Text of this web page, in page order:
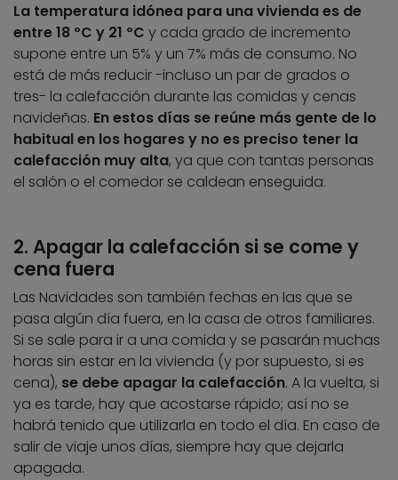
La temperatura idónea para una vivienda es de
entre 18 ºC y 21 ºC y cada grado de incremento
supone entre un 5% y un 7% más de consumo. No
está de más reducir -incluso un par de grados o
tres- la calefacción durante las comidas y cenas
navideñas. En estos días se reúne más gente de lo
habitual en los hogares y no es preciso tener la
calefacción muy alta, ya que con tantas personas
el salón o el comedor se caldean enseguida.
2. Apagar la calefacción si se come y
cena fuera
Las Navidades son también fechas en las que se
pasa algún día fuera, en la casa de otros familiares.
Si se sale para ir a una comida y se pasarán muchas
horas sin estar en la vivienda (y por supuesto, si es
cena), se debe apagar la calefacción. A la vuelta, si
ya es tarde, hay que acostarse rápido; así no se
habrá tenido que utilizarla en todo el día. En caso de
salir de viaje unos días, siempre hay que dejarla
apagada.